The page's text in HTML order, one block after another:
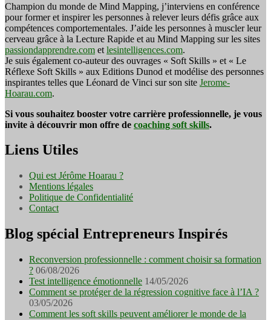
Champion du monde de Mind Mapping, j’interviens en conférence
pour former et inspirer les personnes à relever leurs défis grâce aux
compétences comportementales. J’aide les personnes à muscler leur
cerveau grâce à la Lecture Rapide et au Mind Mapping sur les sites
passiondapprendre.com et lesintelligences.com.
Je suis également co-auteur des ouvrages « Soft Skills » et « Le
Réflexe Soft Skills » aux Editions Dunod et modélise des personnes
inspirantes telles que Léonard de Vinci sur son site Jerome-
Hoarau.com.
Si vous souhaitez booster votre carrière professionnelle, je vous
invite à découvrir mon offre de coaching soft skills.
Liens Utiles
Qui est Jérôme Hoarau ?
Mentions légales
Politique de Confidentialité
Contact
Blog spécial Entrepreneurs Inspirés
Reconversion professionnelle : comment choisir sa formation
? 06/08/2026
Test intelligence émotionnelle 14/05/2026
Comment se protéger de la régression cognitive face à l’IA ?
03/05/2026
Comment les soft skills peuvent améliorer le monde de la